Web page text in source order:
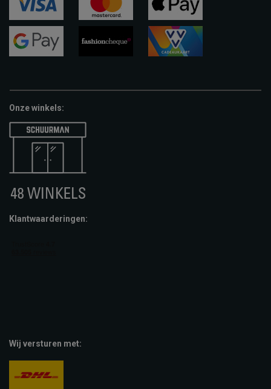
visa
apple-
pay
Onze winkels:
Klantwaarderingen:
Wij versturen met: